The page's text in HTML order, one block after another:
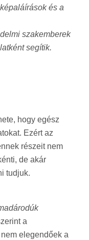
és a
szakemberek
segítik.
hogy egész
Ezért az
részeit nem
de akár
tudjuk.
a
elegendőek a